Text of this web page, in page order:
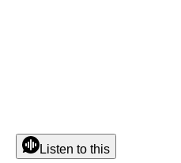
Listen to this